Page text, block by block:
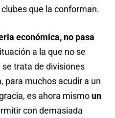
que la conforman.
económica, no pasa
a la que no se
trata de divisiones
para muchos acudir a un
es ahora mismo un
con demasiada